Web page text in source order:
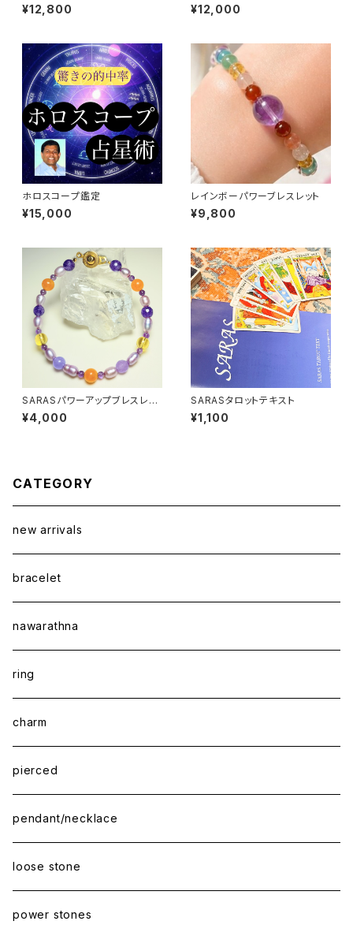
ックレス&ブレスレット〜全体運
アップ〜
¥12,800 ¥12,000
ホロスコープ鑑定
¥15,000
レインボーパワーブレスレット
¥9,800
SARASパワーアップブレスレッ
ト
¥4,000
SARASタロットテキスト
¥1,100
CATEGORY
new arrivals
bracelet
nawarathna
ring
charm
pierced
pendant/necklace
loose stone
power stones